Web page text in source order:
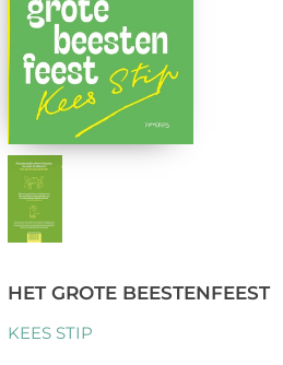
HET GROTE BEESTENFEEST
KEES STIP